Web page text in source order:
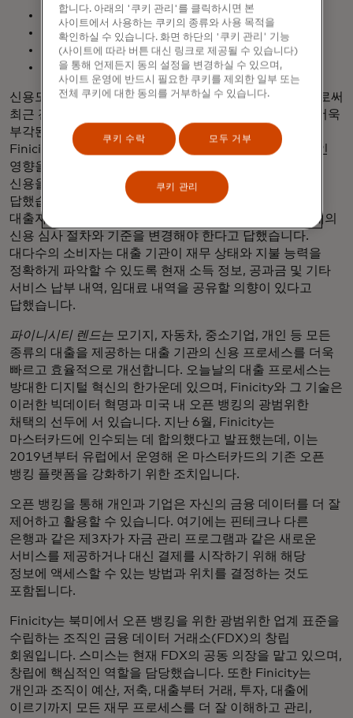
거래 데이터
명세서 데이터
현금 흐름
채점 속성
신용도를 결정하는 데 사용되는 데이터 유형을 확대함으로써
최근 전 세계적인 팬데믹과 그로 인한 경제 위기로 인해 더욱
부각된 소비자들의 오랜 우려를 해소할 수 있습니다.
Finicity의
최근 연구에
따르면, 경제 위기로 인해 부정적인
영향을 받은 소비자 중 95%(% )가 이번 금융 위기 이후
신용을 회복하거나 대출을 받을 수 있을지 걱정된다고
답했습니다. 또한, 82%(% )의 소비자는 책임감 있는
대출자가 자신의 신용도를 더 쉽게 증명할 수 있도록 현재의
신용 심사 절차와 기준을 변경해야 한다고 답했습니다.
대다수의 소비자는 대출 기관이 재무 상태와 지불 능력을
정확하게 파악할 수 있도록 현재 소득 정보, 공과금 및 기타
서비스 납부 내역, 임대료 내역을 공유할 의향이 있다고
답했습니다.
파이니시티 렌드는 모기지, 자동차, 중소기업, 개인 등 모든
종류의 대출을 제공하는 대출 기관의 신용 프로세스를 더욱
빠르고 효율적으로 개선합니다. 오늘날의 대출 프로세스는
방대한 디지털 혁신의 한가운데 있으며, Finicity와 그 기술은
이러한 빅데이터 혁명과 미국 내 오픈 뱅킹의 광범위한
채택의 선두에 서 있습니다. 지난 6월, Finicity는
마스터카드에 인수되는 데 합의했다고 발표했는데, 이는
2019년부터 유럽에서 운영해 온 마스터카드의 기존 오픈
뱅킹 플랫폼을 강화하기 위한 조치입니다.
오픈 뱅킹을 통해 개인과 기업은 자신의 금융 데이터를 더 잘
제어하고 활용할 수 있습니다. 여기에는 핀테크나 다른
은행과 같은 제3자가 자금 관리 프로그램과 같은 새로운
서비스를 제공하거나 대신 결제를 시작하기 위해 해당
정보에 액세스할 수 있는 방법과 위치를 결정하는 것도
포함됩니다.
Finicity는 북미에서 오픈 뱅킹을 위한 광범위한 업계 표준을
수립하는 조직인 금융 데이터 거래소(FDX)의 창립
회원입니다. 스미스는 현재 FDX의 공동 의장을 맡고 있으며,
창립에 핵심적인 역할을 담당했습니다. 또한 Finicity는
개인과 조직이 예산, 저축, 대출부터 거래, 투자, 대출에
이르기까지 모든 재무 프로세스를 더 잘 이해하고 관리,
합니다. 아래의 '쿠키 관리'를 클릭하시면 본
사이트에서 사용하는 쿠키의 종류와 사용 목적을
확인하실 수 있습니다. 화면 하단의 '쿠키 관리' 기능
(사이트에 따라 버튼 대신 링크로 제공될 수 있습니다)
을 통해 언제든지 동의 설정을 변경하실 수 있으며,
사이트 운영에 반드시 필요한 쿠키를 제외한 일부 또는
전체 쿠키에 대한 동의를 거부하실 수 있습니다.
쿠키 수락 모두 거부
쿠키 관리